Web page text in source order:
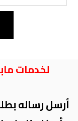
لخدمات
أرسل رساله